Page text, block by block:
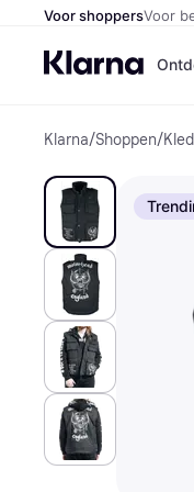
Voor shoppersVoor
Klarna/Shoppen/